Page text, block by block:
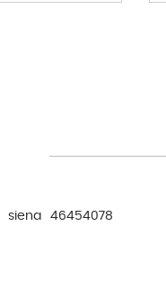
siena 46454078